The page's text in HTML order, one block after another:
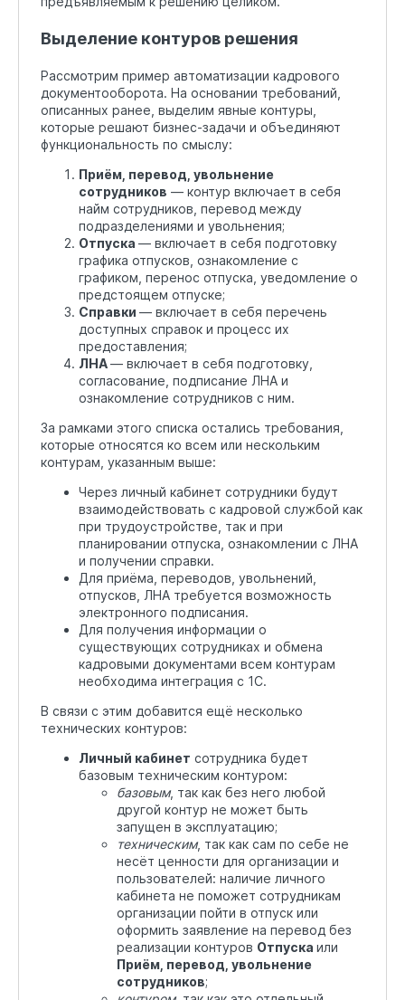
Выделение контуров решения
Рассмотрим пример автоматизации кадрового
документооборота. На основании требований,
описанных ранее, выделим явные контуры,
которые решают бизнес-задачи и объединяют
функциональность по смыслу:
Приём, перевод, увольнение
сотрудников — контур включает в себя
найм сотрудников, перевод между
подразделениями и увольнения;
Отпуска — включает в себя подготовку
графика отпусков, ознакомление с
графиком, перенос отпуска, уведомление о
предстоящем отпуске;
Справки — включает в себя перечень
доступных справок и процесс их
предоставления;
ЛНА— включает в себя подготовку,
согласование, подписание ЛНА и
ознакомление сотрудников с ним.
За рамками этого списка остались требования,
которые относятся ко всем или нескольким
контурам, указанным выше:
Через личный кабинет сотрудники будут
взаимодействовать с кадровой службой как
при трудоустройстве, так и при
планировании отпуска, ознакомлении с ЛНА
и получении справки.
Для приёма, переводов, увольнений,
отпусков, ЛНА требуется возможность
электронного подписания.
Для получения информации о
существующих сотрудниках и обмена
кадровыми документами всем контурам
необходима интеграция с 1С.
В связи с этим добавится ещё несколько
технических контуров:
Личный кабинет сотрудника будет
базовым техническим контуром:
базовым, так как без него любой
другой контур не может быть
запущен в эксплуатацию;
техническим, так как сам по себе не
несёт ценности для организации и
пользователей: наличие личного
кабинета не поможет сотрудникам
организации пойти в отпуск или
оформить заявление на перевод без
реализации контуров Отпуска или
Приём, перевод, увольнение
сотрудников;